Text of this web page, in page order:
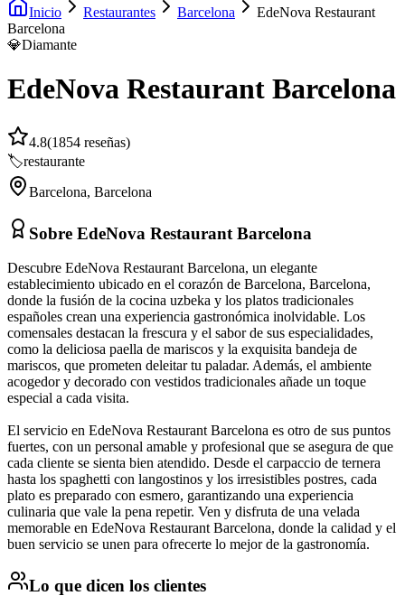
Inicio Restaurantes Barcelona
EdeNova Restaurant
Barcelona
💎Diamante
EdeNova Restaurant Barcelona
4.8(1854 reseñas)
🏷️restaurante
Barcelona, Barcelona
Sobre EdeNova Restaurant Barcelona
Descubre EdeNova Restaurant Barcelona, un elegante
establecimiento ubicado en el corazón de Barcelona, Barcelona,
donde la fusión de la cocina uzbeka y los platos tradicionales
españoles crean una experiencia gastronómica inolvidable. Los
comensales destacan la frescura y el sabor de sus especialidades,
como la deliciosa paella de mariscos y la exquisita bandeja de
mariscos, que prometen deleitar tu paladar. Además, el ambiente
acogedor y decorado con vestidos tradicionales añade un toque
especial a cada visita.
El servicio en EdeNova Restaurant Barcelona es otro de sus puntos
fuertes, con un personal amable y profesional que se asegura de que
cada cliente se sienta bien atendido. Desde el carpaccio de ternera
hasta los spaghetti con langostinos y los irresistibles postres, cada
plato es preparado con esmero, garantizando una experiencia
culinaria que vale la pena repetir. Ven y disfruta de una velada
memorable en EdeNova Restaurant Barcelona, donde la calidad y el
buen servicio se unen para ofrecerte lo mejor de la gastronomía.
Lo que dicen los clientes